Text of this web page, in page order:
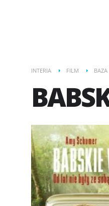
INTERIA FILM